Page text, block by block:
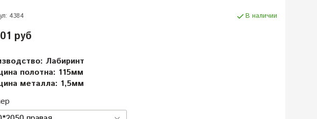
4384 В наличии
руб
Лабиринт
полотна: 115мм
металла: 1,5мм